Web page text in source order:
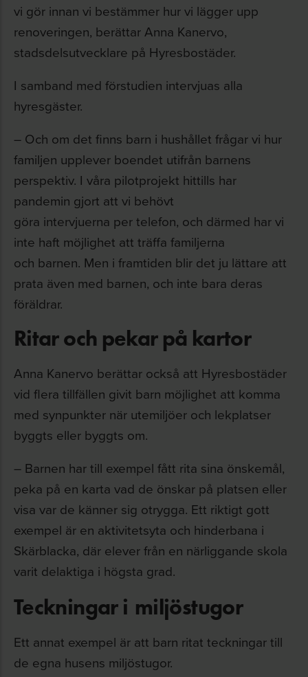
vi gör innan vi bestämmer hur vi lägger upp
renoveringen, berättar Anna Kanervo,
stadsdelsutvecklare på Hyresbostäder.
I samband med förstudien intervjuas alla
hyresgäster.
– Och om det finns barn i hushållet frågar vi hur
familjen upplever boendet utifrån barnens
perspektiv. I våra pilotprojekt hittills har
pandemin gjort att vi behövt
göra intervjuerna per telefon, och därmed har vi
inte haft möjlighet att träffa familjerna
och barnen. Men i framtiden blir det ju lättare att
prata även med barnen, och inte bara deras
föräldrar.
Ritar och pekar på kartor
Anna Kanervo berättar också att Hyresbostäder
vid flera tillfällen givit barn möjlighet att komma
med synpunkter när utemiljöer och lekplatser
byggts eller byggts om.
– Barnen har till exempel fått rita sina önskemål,
peka på en karta vad de önskar på platsen eller
visa var de känner sig otrygga. Ett riktigt gott
exempel är en aktivitetsyta och hinderbana i
Skärblacka, där elever från en närliggande skola
varit delaktiga i högsta grad.
Teckningar i miljöstugor
Ett annat exempel är att barn ritat teckningar till
de egna husens miljöstugor.